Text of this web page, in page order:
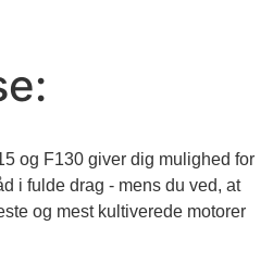
og F130 giver dig mulighed for
i fulde drag - mens du ved, at
og mest kultiverede motorer